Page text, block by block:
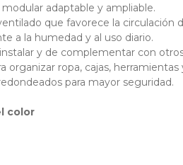
adaptable y ampliable.
que favorece la circulación
a la humedad y al uso diario.
y de complementar con
organizar ropa, cajas,
para mayor seguridad.
color